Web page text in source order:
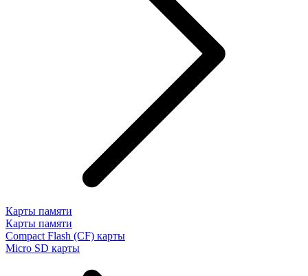
Карты памяти
Карты памяти
Compact Flash (CF) карты
Micro SD карты